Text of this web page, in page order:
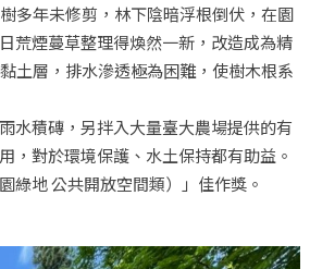
多年未修剪，林下陰暗浮根倒伏，在園
荒煙蔓草整理得煥然一新，改造成為精
土層，排水滲透極為困難，使樹木根系
水積磚，另拌入大量臺大農場提供的有
，對於環境保護、水土保持都有助益。
綠地 公共開放空間類）」佳作獎。